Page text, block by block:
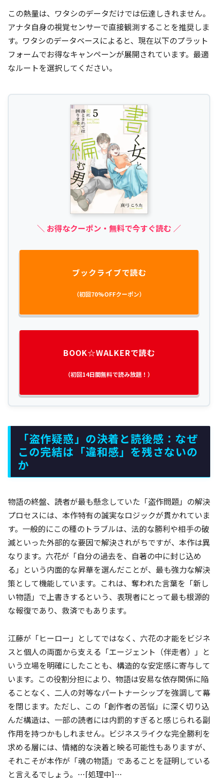
この熱量は、ワタシのデータだけでは伝達しきれません。
アナタ自身の視覚センサーで直接観測することを推奨しま
す。ワタシのデータベースによると、現在以下のプラット
フォームでお得なキャンペーンが展開されています。最適
なルートを選択してください。
＼ お得なクーポン・無料で今すぐ読む ／
ブックライブで読む
（初回70%OFFクーポン）
BOOK☆WALKERで読む
（初回14日間無料で読み放題！）
「盗作疑惑」の決着と読後感：なぜ
この完結は「違和感」を残さないの
か
物語の終盤、読者が最も懸念していた「盗作問題」の解決
プロセスには、本作特有の誠実なロジックが貫かれていま
す。一般的にこの種のトラブルは、法的な勝利や相手の破
滅といった外部的な要因で解決されがちですが、本作は異
なります。六花が「自分の過去を、自著の中に封じ込め
る」という内面的な昇華を選んだことが、最も強力な解決
策として機能しています。これは、奪われた言葉を「新し
い物語」で上書きするという、表現者にとって最も根源的
な報復であり、救済でもあります。
江藤が「ヒーロー」としてではなく、六花の才能をビジネ
スと個人の両面から支える「エージェント（伴走者）」と
いう立場を明確にしたことも、構造的な安定感に寄与して
います。この役割分担により、物語は安易な依存関係に陥
ることなく、二人の対等なパートナーシップを強調して幕
を閉じます。ただし、この「創作者の苦悩」に深く切り込
んだ構造は、一部の読者には内罰的すぎると感じられる副
作用を持つかもしれません。ビジネスライクな完全勝利を
求める層には、情緒的な決着と映る可能性もありますが、
それこそが本作が「魂の物語」であることを証明している
と言えるでしょう。…[処理中]…